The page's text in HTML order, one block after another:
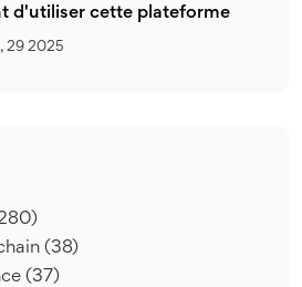
d'utiliser cette plateforme
29 2025
(38)
(37)